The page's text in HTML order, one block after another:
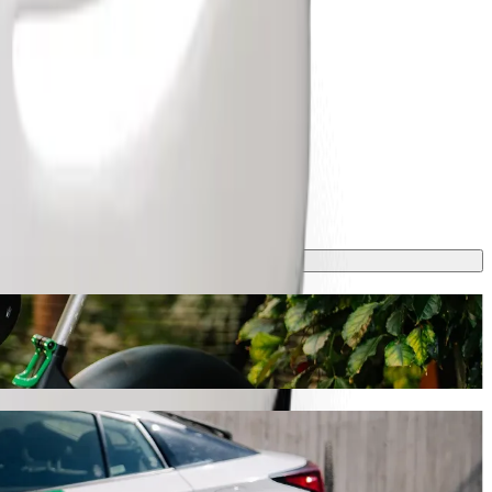
wyniesie ok. 87,80 ZAR ZAR. Bez względu na okazję, znajdziemy